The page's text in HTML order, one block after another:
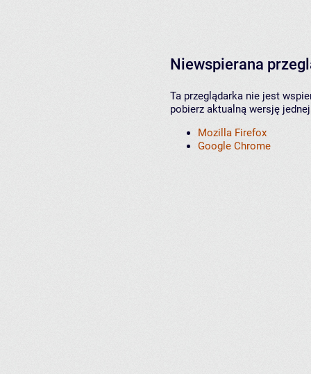
Niewspierana
Ta przeglądarka nie jest
pobierz aktualną wersję
Mozilla Firefox
Google Chrome